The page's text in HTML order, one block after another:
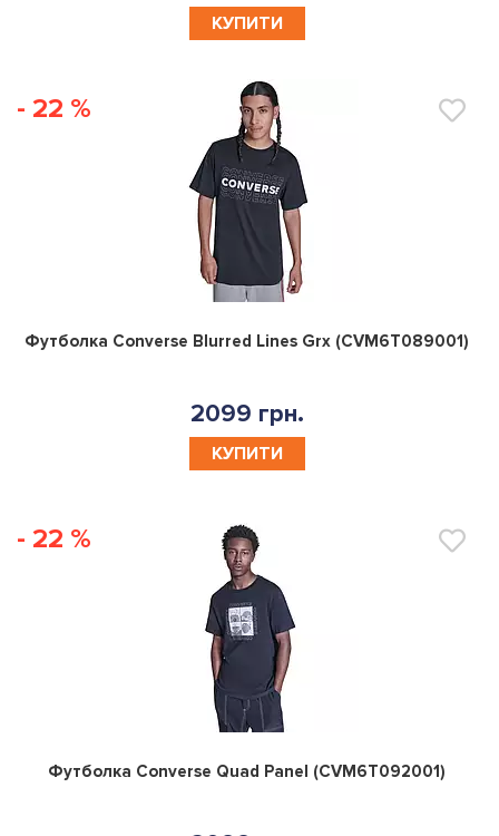
КУПИТИ
- 22 %
0
Футболка Converse Blurred Lines Grx (CVM6T089001)
2099 грн.
КУПИТИ
- 22 %
0
Футболка Converse Quad Panel (CVM6T092001)